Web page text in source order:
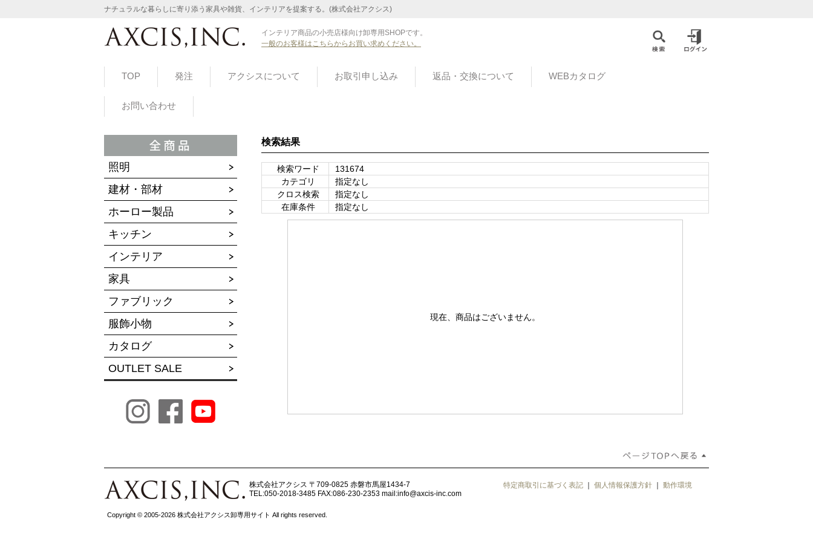
ナチュラルな暮らしに寄り添う家具や雑貨、インテリアを提案する。(株式会社アクシス)
インテリア商品の小売店様向け卸専用SHOPです。
一般のお客様はこちらからお買い求めください。
TOP 発注 アクシスについて お取引申し込み 返品・交換について WEBカタログ
お問い合わせ
照明
建材・部材
ホーロー製品
キッチン
インテリア
家具
ファブリック
服飾小物
カタログ
OUTLET SALE
検索結果
検索ワード
131674
カテゴリ
指定なし
クロス検索
指定なし
在庫条件
指定なし
現在、商品はございません。
株式会社アクシス 〒709-0825 赤磐市馬屋1434-7
TEL:050-2018-3485 FAX:086-230-2353 mail:info@axcis-inc.com
特定商取引に基づく表記 ｜ 個人情報保護方針 ｜ 動作環境
Copyright © 2005-2026 株式会社アクシス卸専用サイト All rights reserved.